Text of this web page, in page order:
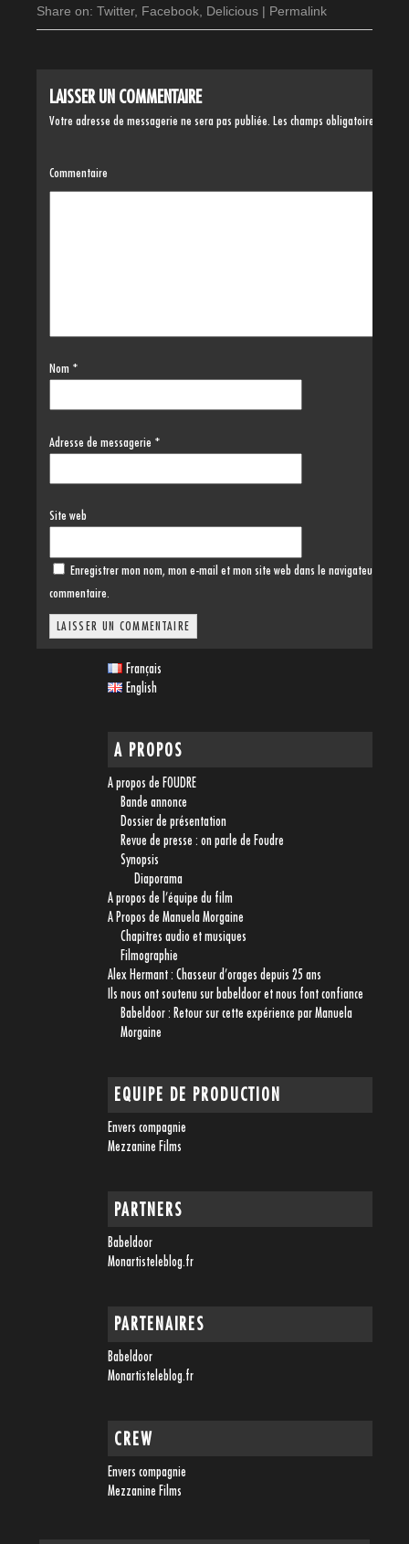
Share on: Twitter, Facebook Delicious | Permalink
LAISSER UN COMMENTAIRE
Votre adresse de messagerie ne sera pas publiée. Les champs obligatoires sont
Commentaire
Nom *
Adresse de messagerie *
Site web
Enregistrer mon nom, mon e-mail et mon site web dans le navigateur pour
commentaire.
Français
English
A PROPOS
A propos de FOUDRE
Bande annonce
Dossier de présentation
Revue de presse : on parle de Foudre
Synopsis
Diaporama
A propos de l’équipe du film
A Propos de Manuela Morgaine
Chapitres audio et musiques
Filmographie
Alex Hermant : Chasseur d’orages depuis 25 ans
Ils nous ont soutenu sur babeldoor et nous font confiance
Babeldoor : Retour sur cette expérience par Manuela
Morgaine
EQUIPE DE PRODUCTION
Envers compagnie
Mezzanine Films
PARTNERS
Babeldoor
Monartisteleblog.fr
PARTENAIRES
Babeldoor
Monartisteleblog.fr
CREW
Envers compagnie
Mezzanine Films